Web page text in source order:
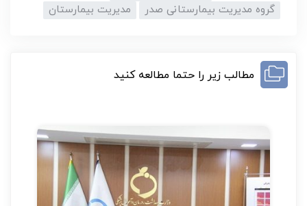
گروه مدیریت بیمارستانی صدر
مدیریت بیمارستان
مطالب زیر را حتما مطالعه کنید